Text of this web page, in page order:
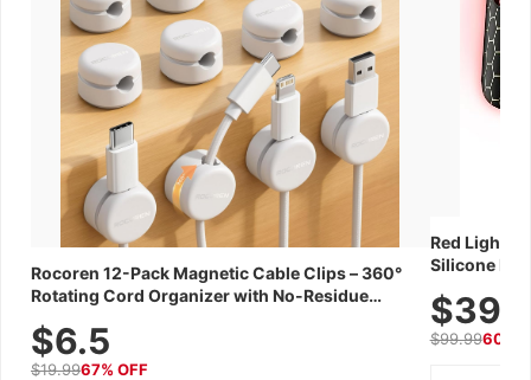
Rocoren 12-Pack Magnetic Cable Clips – 360°
Rotating Cord Organizer with No-Residue
Wall, Car & Office, White
$6.5
$19.9967% OFF
Red Light
Silicone
$99.9960%